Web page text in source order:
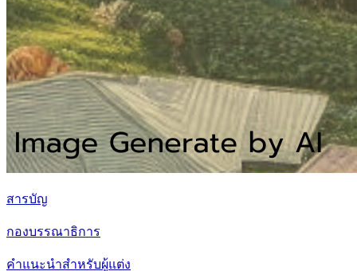
สารบัญ
กองบรรณาธิการ
คำแนะนำสำหรับผู้แต่ง